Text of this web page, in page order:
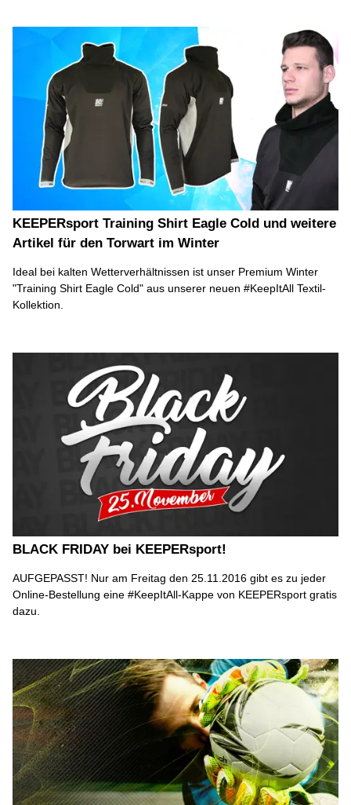
KEEPERsport Training Shirt Eagle Cold und weitere
Artikel für den Torwart im Winter
Ideal bei kalten Wetterverhältnissen ist unser Premium Winter
"Training Shirt Eagle Cold" aus unserer neuen #KeepItAll Textil-
Kollektion.
BLACK FRIDAY bei KEEPERsport!
AUFGEPASST! Nur am Freitag den 25.11.2016 gibt es zu jeder
Online-Bestellung eine #KeepItAll-Kappe von KEEPERsport gratis
dazu.